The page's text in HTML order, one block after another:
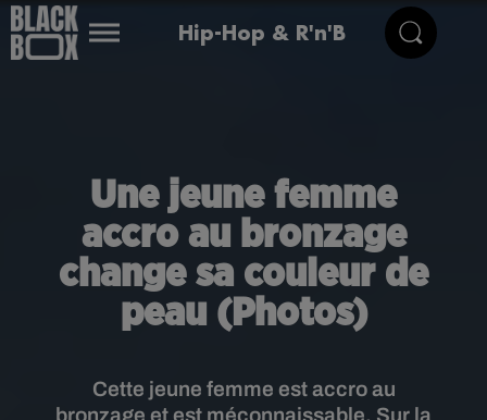
Hip-Hop & R'n'B
Une jeune femme
accro au bronzage
change sa couleur de
peau (Photos)
Cette jeune femme est accro au
bronzage et est méconnaissable. Sur la